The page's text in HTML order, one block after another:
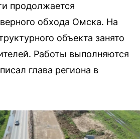
продолжается
обхода Омска. На
объекта занято
Работы выполняются
глава региона в